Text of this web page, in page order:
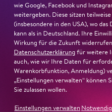
»In dem überwältigenden
sind Auflehnung und
wie die verzweifelte
Begründung
wie Google, Facebook und
weitergeben. Diese sitzen
(insbesondere in den USA), wo
kann als in Deutschland. Ihre
Wirkung für die Zukunft
Datenschutzerklärung für weitere
auch, wie wir Ihre Daten für
Warenkorbfunktion, Anmeldung)
„Einstellungen verwalten“ können
Sie zulassen wollen.
Einstellungen verwalten